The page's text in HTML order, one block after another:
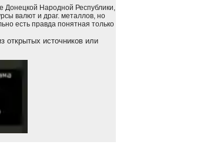
Донецкой Народной Республики,
валют и драг. металлов, но
есть правда понятная только
открытых источников или